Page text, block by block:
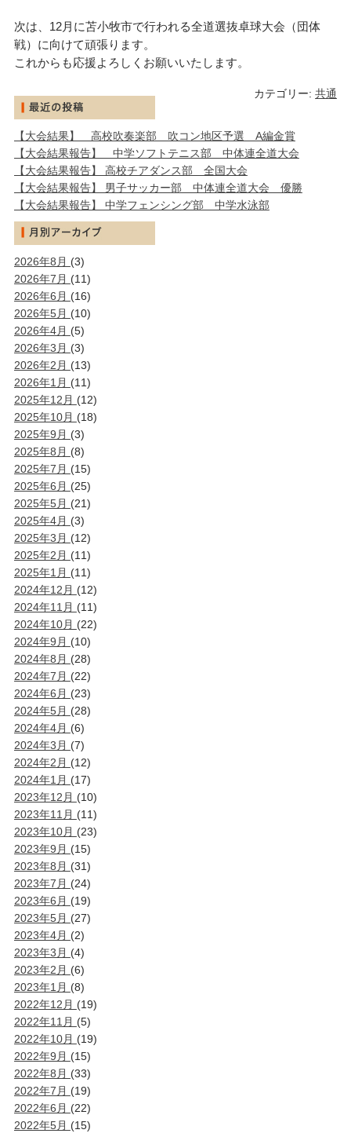
次は、12月に苫小牧市で行われる全道選抜卓球大会（団体
戦）に向けて頑張ります。
これからも応援よろしくお願いいたします。
カテゴリー:共通
【大会結果】 高校吹奏楽部 吹コン地区予選 A編金賞
【大会結果報告】 中学ソフトテニス部 中体連全道大会
【大会結果報告】 高校チアダンス部 全国大会
【大会結果報告】 男子サッカー部 中体連全道大会 優勝
【大会結果報告】 中学フェンシング部 中学水泳部
2026年8月 (3)
2026年7月 (11)
2026年6月 (16)
2026年5月 (10)
2026年4月 (5)
2026年3月 (3)
2026年2月 (13)
2026年1月 (11)
2025年12月 (12)
2025年10月 (18)
2025年9月 (3)
2025年8月 (8)
2025年7月 (15)
2025年6月 (25)
2025年5月 (21)
2025年4月 (3)
2025年3月 (12)
2025年2月 (11)
2025年1月 (11)
2024年12月 (12)
2024年11月 (11)
2024年10月 (22)
2024年9月 (10)
2024年8月 (28)
2024年7月 (22)
2024年6月 (23)
2024年5月 (28)
2024年4月 (6)
2024年3月 (7)
2024年2月 (12)
2024年1月 (17)
2023年12月 (10)
2023年11月 (11)
2023年10月 (23)
2023年9月 (15)
2023年8月 (31)
2023年7月 (24)
2023年6月 (19)
2023年5月 (27)
2023年4月 (2)
2023年3月 (4)
2023年2月 (6)
2023年1月 (8)
2022年12月 (19)
2022年11月 (5)
2022年10月 (19)
2022年9月 (15)
2022年8月 (33)
2022年7月 (19)
2022年6月 (22)
2022年5月 (15)